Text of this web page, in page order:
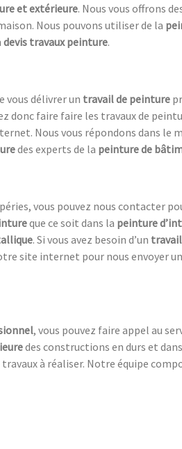
et extérieure. Nous vous offrons
Nous pouvons utiliser de la
devis travaux peinture.
vous délivrer un travail de peinture
donc faire faire les travaux de
Nous vous répondons dans le
des experts de la peinture de
vous pouvez nous contacter
que ce soit dans la peinture
. Si vous avez besoin d’un travail
site internet pour nous envoyer
, vous pouvez faire appel au
des constructions en durs et
travaux à réaliser. Notre équipe